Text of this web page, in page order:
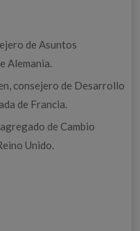
de Asuntos
Alemania.
consejero de Desarrollo
de Francia.
de Cambio
Unido.